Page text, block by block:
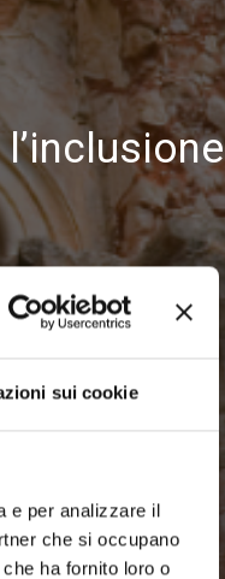
sui cookie
e per analizzare il
che si occupano
ha fornito loro o